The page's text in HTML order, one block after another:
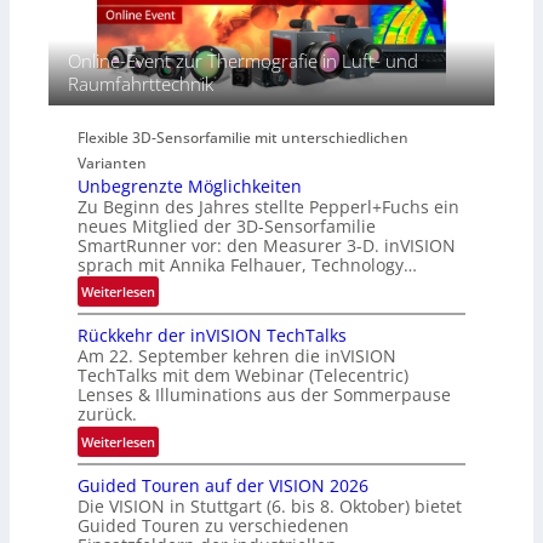
t
s
S
e
r
-
B
-
R
u
n
d
e
A
-
R
e
i
o
n
s
p
e
c
t
l
N
e
w
s
‘
Online-Event zur Thermografie in Luft- und
Raumfahrttechnik
Flexible 3D-Sensorfamilie mit unterschiedlichen
Varianten
Unbegrenzte Möglichkeiten
Zu Beginn des Jahres stellte Pepperl+Fuchs ein
neues Mitglied der 3D-Sensorfamilie
SmartRunner vor: den Measurer 3-D. inVISION
sprach mit Annika Felhauer, Technology…
Weiterlesen:
U
n
b
e
g
r
e
z
t
Rückkehr der inVISION TechTalks
Am 22. September kehren die inVISION
TechTalks mit dem Webinar (Telecentric)
Lenses & Illuminations aus der Sommerpause
zurück.
Weiterlesen:
R
ü
c
k
Guided Touren auf der VISION 2026
Die VISION in Stuttgart (6. bis 8. Oktober) bietet
Guided Touren zu verschiedenen